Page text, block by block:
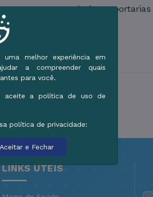
processos seletivos,
Página
LINKS ÚTEIS
melhor experiência em
a compreender quais
para você.
aceite a política de uso de
política de privacidade:
Aceitar e Fechar